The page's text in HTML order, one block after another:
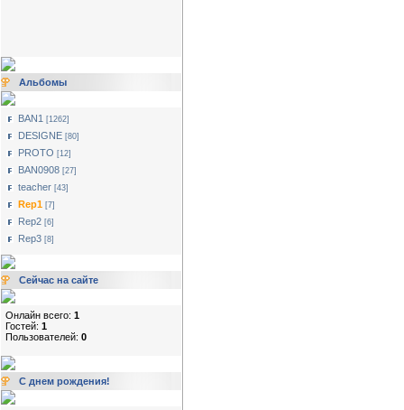
Альбомы
BAN1 [1262]
DESIGNE [80]
PROTO [12]
BAN0908 [27]
teacher [43]
Rep1 [7]
Rep2 [6]
Rep3 [8]
Сейчас на сайте
Онлайн всего: 1
Гостей: 1
Пользователей: 0
С днем рождения!